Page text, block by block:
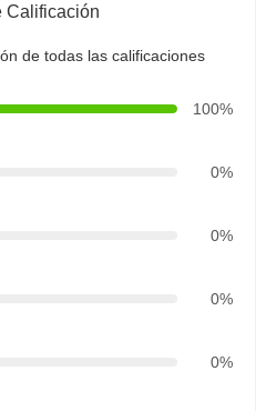
Calificación
de todas las calificaciones
100%
0%
0%
0%
0%